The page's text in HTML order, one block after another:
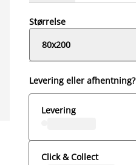
Størrelse
80x200
Levering eller afhentning?
Levering
Click & Collect